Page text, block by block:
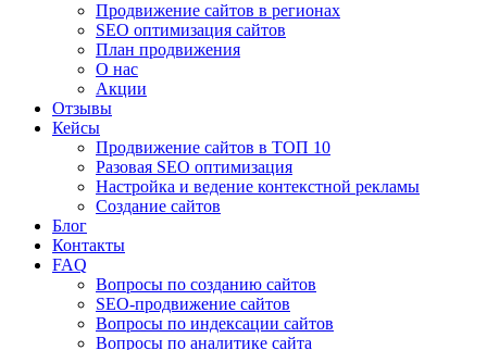
Продвижение сайтов в регионах
SEO оптимизация сайтов
План продвижения
О нас
Акции
Отзывы
Кейсы
Продвижение сайтов в ТОП 10
Разовая SEO оптимизация
Настройка и ведение контекстной рекламы
Создание сайтов
Блог
Контакты
FAQ
Вопросы по созданию сайтов
SEO-продвижение сайтов
Вопросы по индексации сайтов
Вопросы по аналитике сайта